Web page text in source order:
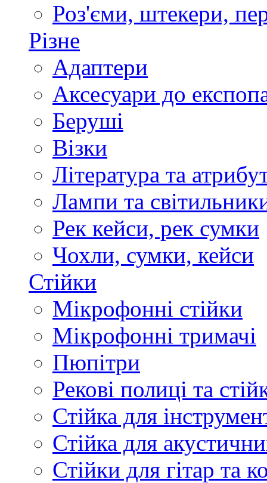
Роз'єми, штекери,
Різне
Адаптери
Аксесуари до
Беруші
Візки
Література та
Лампи та
Рек кейси, рек сумки
Чохли, сумки, кейси
Стійки
Мікрофонні стійки
Мікрофонні тримачі
Пюпітри
Рекові полиці та
Стійка для
Стійка для
Стійки для гітар та